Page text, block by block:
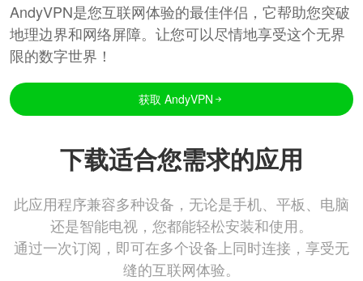
AndyVPN是您互联网体验的最佳伴侣，它帮助您突破
地理边界和网络屏障。让您可以尽情地享受这个无界
限的数字世界！
获取 AndyVPN
下载适合您需求的应用
此应用程序兼容多种设备，无论是手机、平板、电脑
还是智能电视，您都能轻松安装和使用。
通过一次订阅，即可在多个设备上同时连接，享受无
缝的互联网体验。